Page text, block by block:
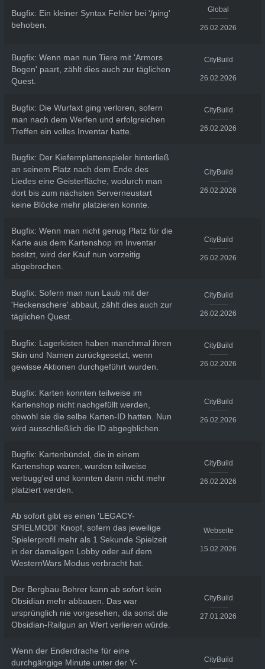
Bugfix: Ein kleiner Syntax Fehler bei '/ping'
behoben.
Global
26.02.2026
Bugfix: Wenn man nun Tiere mit 'Armors
Bogen' paart, zählt dies auch zur täglichen
Quest.
CityBuild
26.02.2026
Bugfix: Die Wurfaxt ging verloren, sofern
man nach dem Werfen und erfolgreichen
Treffen ein volles Inventar hatte.
CityBuild
26.02.2026
Bugfix: Der Kiefernplattenspieler hinterließ
an seinem Platz nach dem Ende des
Liedes eine Geisterfläche, wodurch man
dort bis zum nächsten Serverneustart
keine Blöcke mehr platzieren konnte.
CityBuild
26.02.2026
Bugfix: Wenn man nicht genug Platz für die
Karte aus dem Kartenshop im Inventar
besitzt, wird der Kauf nun vorzeitig
abgebrochen.
CityBuild
26.02.2026
Bugfix: Sofern man nun Laub mit der
'Heckenschere' abbaut, zählt dies auch zur
täglichen Quest.
CityBuild
26.02.2026
Bugfix: Lagerkisten haben manchmal ihren
Skin und Namen zurückgesetzt, wenn
gewisse Aktionen durchgeführt wurden.
CityBuild
26.02.2026
Bugfix: Karten konnten teilweise im
Kartenshop nicht nachgefüllt werden,
obwohl sie die selbe Karten-ID hatten. Nun
wird ausschließlich die ID abgegblichen.
CityBuild
26.02.2026
Bugfix: Kartenbündel, die in einem
Kartenshop waren, wurden teilweise
verbugg'ed und konnten dann nicht mehr
platziert werden.
CityBuild
26.02.2026
Ab sofort gibt es einen 'LEGACY-
SPIELMODI' Knopf, sofern das jeweilige
Spielerprofil mehr als 1 Sekunde Spielzeit
in der damaligen Lobby oder auf dem
WesternWars Modus verbracht hat.
Webseite
15.02.2026
Der Bergbau-Bohrer kann ab sofort kein
Obsidian mehr abbauen. Das war
ursprünglich nie vorgesehen, da sonst die
Obsidian-Railgun an Wert verlieren würde.
CityBuild
27.01.2026
Wenn der Enderdrache für eine
durchgängige Minute unter der Y-
CityBuild